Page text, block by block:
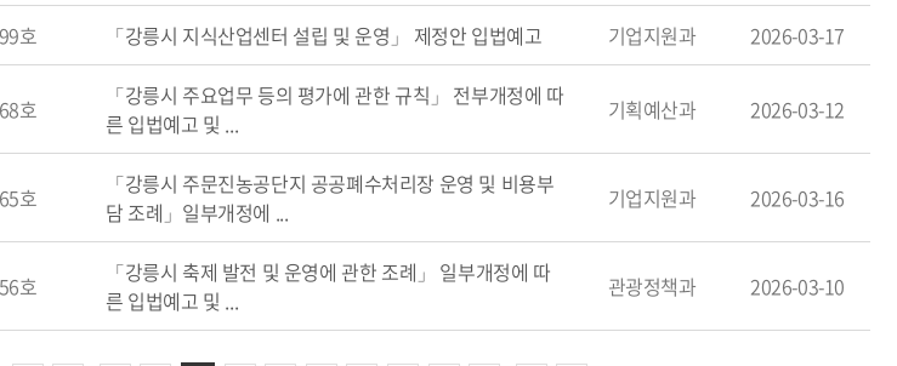
호 「강릉시 지식산업센터 설립 및 운영」 제정안 입법예고 기업지원과 2026-03-17
호
「강릉시 주요업무 등의 평가에 관한 규칙」 전부개정에 따
른 입법예고 및 ...
기획예산과 2026-03-12
호
「강릉시 주문진농공단지 공공폐수처리장 운영 및 비용부
담 조례」일부개정에 ...
기업지원과 2026-03-16
호
「강릉시 축제 발전 및 운영에 관한 조례」 일부개정에 따
른 입법예고 및 ...
관광정책과 2026-03-10